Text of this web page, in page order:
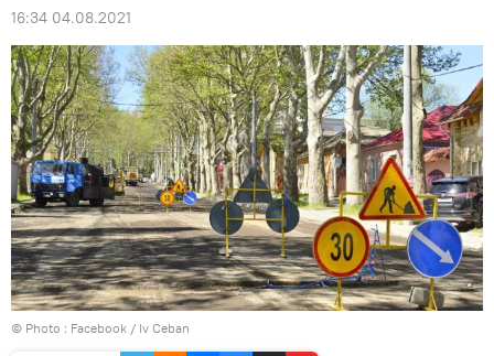
16:34 04.08.2021
© Photo : Facebook / Iv Ceban